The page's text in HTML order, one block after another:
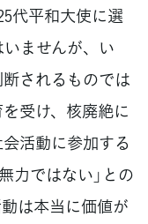
代平和大使に選
ませんが、い
されるものでは
受け、核廃絶に
活動に参加する
力ではない」との
は本当に価値が